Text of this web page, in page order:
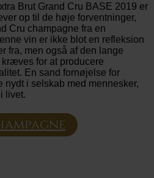
Brut Grand Cru BASE 2019 er
op til de høje forventninger,
Cru champagne fra en
vin er ikke blot en refleksion
fra, men også af den lange
for at producere
En sand fornøjelse for
nydt i selskab med mennesker,
livet.